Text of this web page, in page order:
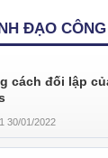
ĐẠO
cách đối lập
30/01/2022